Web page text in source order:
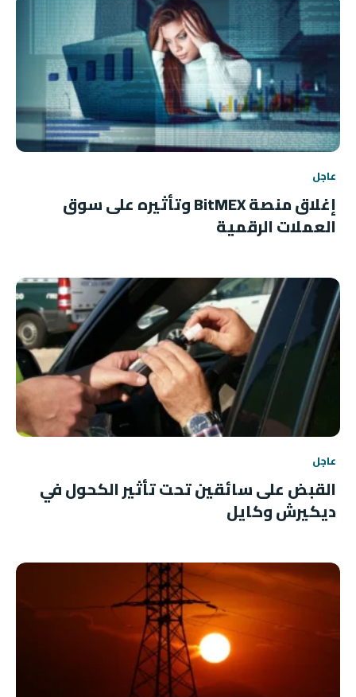
عاجل
إغلاق منصة BitMEX وتأثيره على سوق
العملات الرقمية
عاجل
القبض على سائقين تحت تأثير الكحول في
ديكيرش وكايل